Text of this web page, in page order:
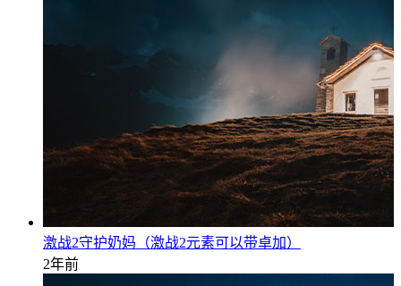
激战2守护奶妈（激战2元素可以带卓加）
2年前